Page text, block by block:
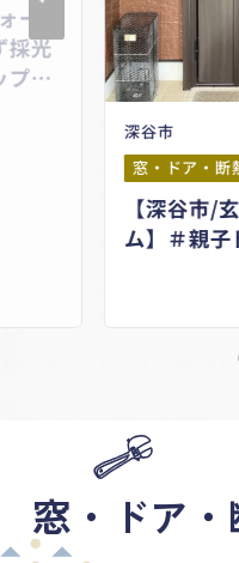
ー
採光
プ
深谷市
窓・ドア・断
【深谷市/
ム】＃親子
窓・ドア